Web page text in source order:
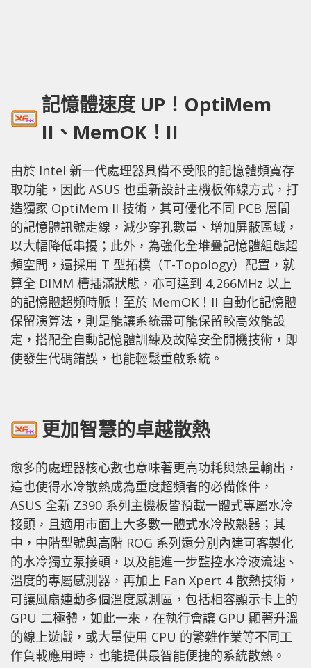
記憶體速度 UP！OptiMem
II、MemOK！II
由於 Intel 新一代處理器具備不受限的記憶體頻寬存
取功能，因此 ASUS 也重新設計主機板佈線方式，打
造獨家 OptiMem II 技術，其可優化不同 PCB 層間
的記憶體訊號走線，減少穿孔數量、增加屏蔽區域，
以大幅降低串擾；此外，為強化全堆疊記憶體組態超
頻空間，還採用 T 型拓樸（T-Topology）配置，就
算全 DIMM 槽插滿狀態，亦可達到 4,266MHz 以上
的記憶體超頻時脈！至於 MemOK！II 自動化記憶體
保留演算法，則是能讓系統盡可能保留較高效能設
定，搭配全自動記憶體訓練及故障安全開機技術，即
使發生代碼錯誤，也能輕鬆重啟系統。
更加智慧的卓越散熱
愈多的處理器核心數也意味著更高功耗與熱量輸出，
這也使得水冷散熱成為重度超頻者的必備條件，
ASUS 全新 Z390 系列主機板皆預載一體式專屬水冷
接頭，且適用市面上大多數一體式水冷散熱器；其
中，中階型號與高階 ROG 系列還分別內建可客製化
的水冷獨立泵接頭，以及能進一步監控水冷液流速、
溫度的專屬感測器，再加上 Fan Xpert 4 散熱技術，
可讓風扇連動多個溫度感測區，包括相容顯示卡上的
GPU 二極體，如此一來，在執行會讓 GPU 顯著升溫
的線上遊戲，或大量使用 CPU 的繁雜作業等不同工
作負載應用時，也能提供最智能便捷的系統散熱。